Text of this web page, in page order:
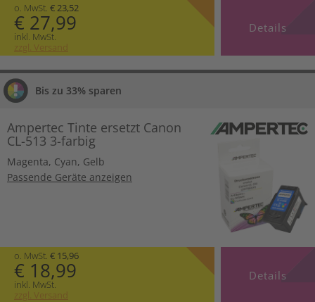
o. MwSt. € 23,52
€ 27,99
inkl. MwSt.
zzgl. Versand
Details
Bis zu 33% sparen
Ampertec Tinte ersetzt Canon
CL-513 3-farbig
Magenta, Cyan, Gelb
Passende Geräte anzeigen
o. MwSt. € 15,96
€ 18,99
inkl. MwSt.
zzgl. Versand
Details